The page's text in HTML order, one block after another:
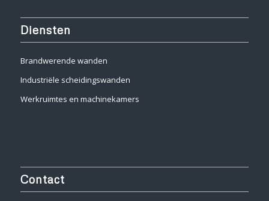
Diensten
Brandwerende wanden
Industriële scheidingswanden
Werkruimtes en machinekamers
Contact